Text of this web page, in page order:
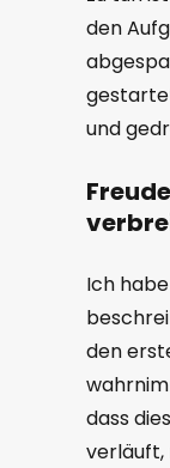
den
und
Ich
den
dass
verläuft,